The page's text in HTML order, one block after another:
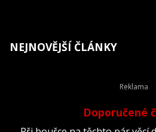
NEJNOVĚJŠÍ ČLÁNKY
Doporučené